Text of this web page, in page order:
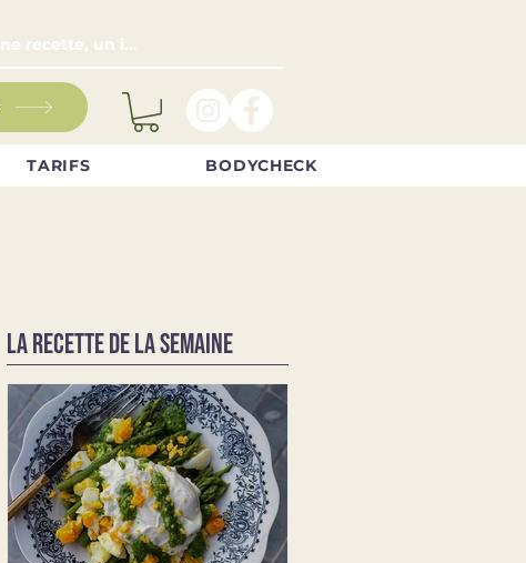
TARIFS BODYCHECK
LA RECETTE DE LA SEMAINE